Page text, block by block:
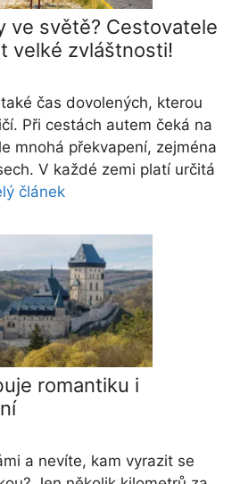
ve světě? Cestovatele
velké zvláštnosti!
čas dovolených, kterou
Při cestách autem čeká na
mnohá překvapení, zejména
V každé zemi platí určitá
článek
romantiku i
a nevíte, kam vyrazit se